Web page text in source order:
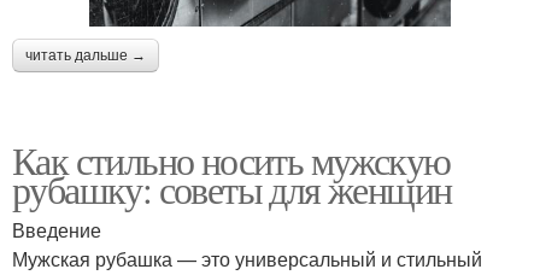
читать дальше →
Как стильно носить мужскую
рубашку: советы для женщин
Введение
Мужская рубашка — это универсальный и стильный